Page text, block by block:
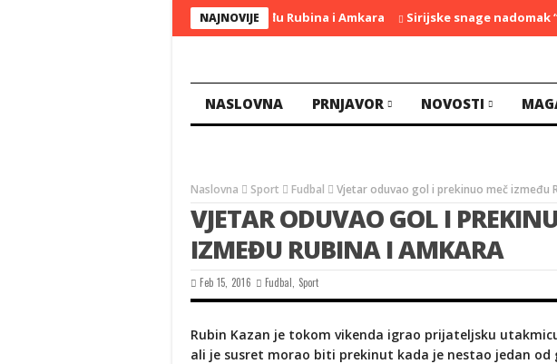
NAJNOVIJE
Vjetar oduvao gol i prekinuo meč između Rubina i Amkara Sirijske snage nadomak
NASLOVNA PRNJAVOR NOVOSTI
Naslovna Sport Fudbal Vjetar oduvao gol i prekinuo meč između
VJETAR ODUVAO GOL I
IZMEĐU RUBINA I AMKARA
Feb 15, 2016 Fudbal Sport
Rubin Kazan je tokom vikenda igrao prijateljsku
ali je susret morao biti prekinut kada je nestao jedan od